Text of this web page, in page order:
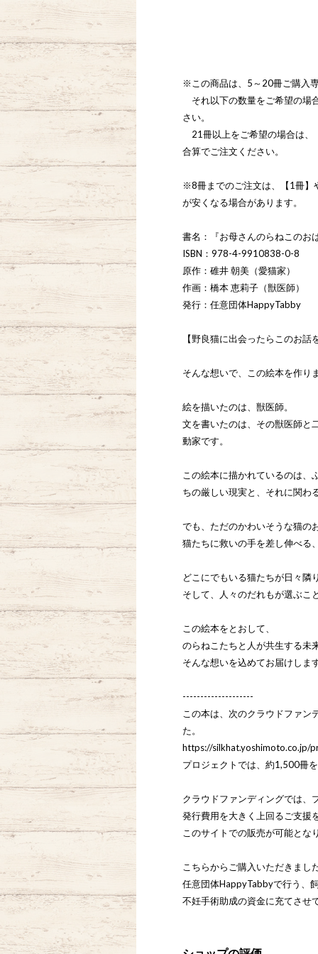
※この商品は、5～20冊ご購入
それ以下の数量をご希望の場
さい。
21冊以上をご希望の場合は、
合算でご注文ください。
※8冊までのご注文は、【1冊】
が安くなる場合があります。
書名：『お母さんのらねこのお
ISBN：978-4-9910838-0-8
原作：碓井 朝美（愛猫家）
作画：橋本 恵莉子（獣医師）
発行：任意団体HappyTabby
【野良猫に出会ったらこのお話
そんな想いで、この絵本を作り
絵を描いたのは、獣医師。
文を書いたのは、その獣医師と
動家です。
この絵本に描かれているのは、
ちの厳しい現実と、それに関わ
でも、ただのかわいそうな猫の
猫たちに救いの手を差し伸べる
どこにでもいる猫たちが日々隣
そして、人々のだれもが選ぶこ
この絵本をとおして、
のらねこたちと人が共生する未
そんな想いを込めてお届けしま
--------------------
この本は、次のクラウドファン
た。
https://silkhat.yoshimoto.co.jp/
プロジェクトでは、約1,500冊
クラウドファンディングでは、
発行費用を大きく上回るご支援
このサイトでの販売が可能とな
こちらからご購入いただきまし
任意団体HappyTabbyで行う、
不妊手術助成の資金に充てさせ